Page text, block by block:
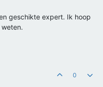
geschikte expert. Ik hoop
0